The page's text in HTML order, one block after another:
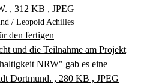
, 312 KB , JPEG
/ Leopold Achilles
den fertigen
und die Teilnahme am Projekt
NRW" gab es eine
Dortmund. , 280 KB , JPEG